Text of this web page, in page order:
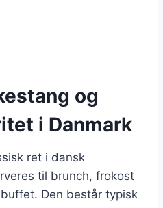
og
i Danmark
ret i dansk
til brunch, frokost
Den består typisk